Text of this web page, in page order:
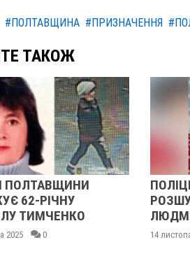
#ПОЛТАВЩИНА #ПРИЗНАЧЕННЯ
ТАКОЖ
ПОЛТАВЩИНИ
62-РІЧНУ
ТИМЧЕНКО
2025 0 14